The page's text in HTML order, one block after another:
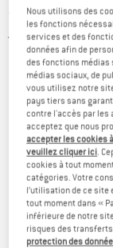
ski
5,0(1)
Nous utilisons des
les fonctions
services et des
données afin de
des fonctions médias
médias sociaux, de
vous utilisez notre
pays tiers sans
contre l'accès par les
acceptez que nous
accepter les cookies
veuillez cliquer ici.
cookies à tout
catégories. Votre
l’utilisation de ce site
tout moment dans «
inférieure de notre
risques des
protection des